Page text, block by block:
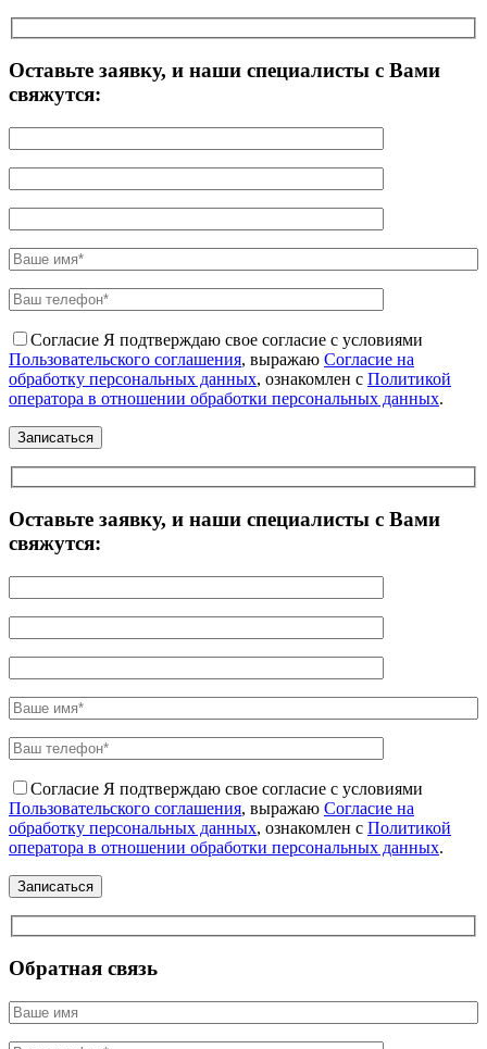
Оставьте заявку, и наши специалисты с Вами
свяжутся:
Согласие Я подтверждаю свое согласие с условиями
Пользовательского соглашения, выражаю Согласие на
обработку персональных данных, ознакомлен с Политикой
оператора в отношении обработки персональных данных.
Оставьте заявку, и наши специалисты с Вами
свяжутся:
Согласие Я подтверждаю свое согласие с условиями
Пользовательского соглашения, выражаю Согласие на
обработку персональных данных, ознакомлен с Политикой
оператора в отношении обработки персональных данных.
Обратная связь